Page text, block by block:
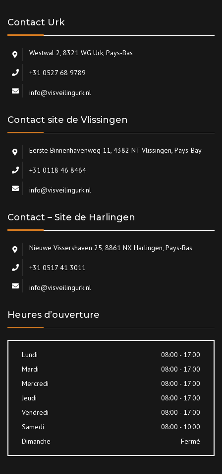
Contact Urk
Westwal 2, 8321 WG Urk, Pays-Bas
+31 0527 68 9789
info@visveilingurk.nl
Contact site de Vlissingen
Eerste Binnenhavenweg 11, 4382 NT Vlissingen, Pays-Bay
+31 0118 46 8464
info@visveilingurk.nl
Contact – Site de Harlingen
Nieuwe Vissershaven 25, 8861 NX Harlingen, Pays-Bas
+31 0517 41 3011
info@visveilingurk.nl
Heures d’ouverture
Lundi
08:00 - 17:00
Mardi
08:00 - 17:00
Mercredi
08:00 - 17:00
Jeudi
08:00 - 17:00
Vendredi
08:00 - 17:00
Samedi
08:00 - 10:00
Dimanche
Fermé